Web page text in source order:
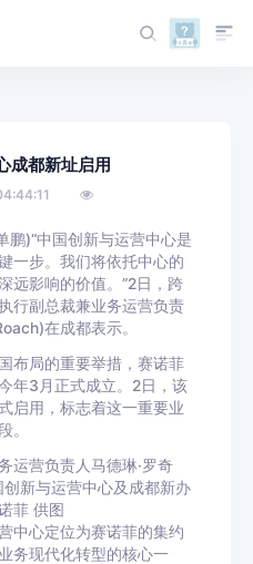
成都新址启用
)“中国创新与运营中心是
一步。我们将依托中心的
远影响的价值。”2日，跨
行副总裁兼业务运营负责
在成都表示。
局的重要举措，赛诺菲
年3月正式成立。2日，该
启用，标志着这一重要业
。
运营负责人马德琳·罗奇
新与运营中心及成都新办
菲 供图
心定位为赛诺菲的集约
务现代化转型的核心一